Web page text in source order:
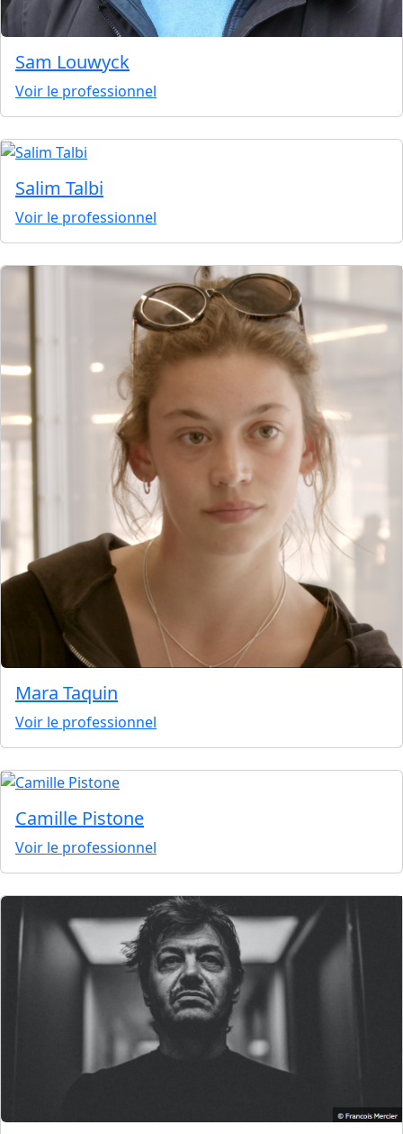
Sam Louwyck
Voir le professionnel
Salim Talbi
Voir le professionnel
Mara Taquin
Voir le professionnel
Camille Pistone
Voir le professionnel